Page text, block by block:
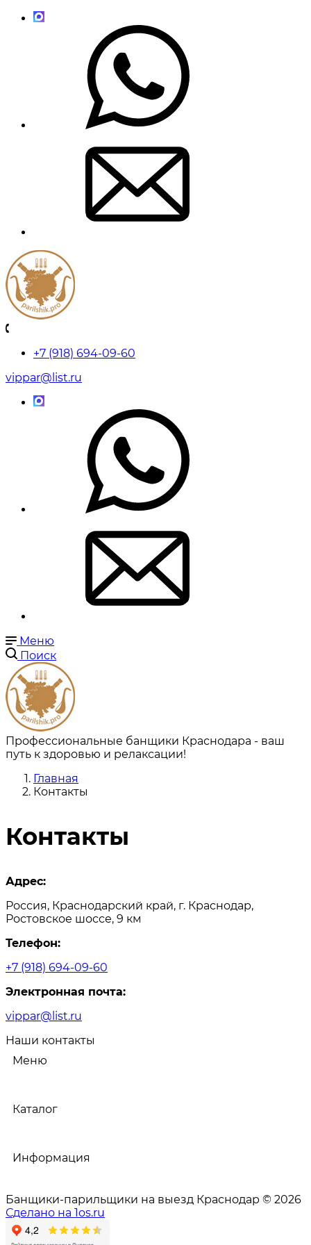
+7 (918) 694-09-60
vippar@list.ru
Меню
Поиск
Профессиональные банщики Краснодара - ваш
путь к здоровью и релаксации!
Главная
Контакты
Контакты
Адрес:
Россия, Краснодарский край, г. Краснодар,
Ростовское шоссе, 9 км
Телефон:
+7 (918) 694-09-60
Электронная почта:
vippar@list.ru
Наши контакты
Меню
Каталог
Информация
Банщики-парильщики на выезд Краснодар © 2026
Сделано на 1os.ru